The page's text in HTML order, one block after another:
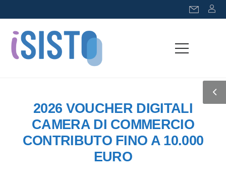
2026 VOUCHER DIGITALI
CAMERA DI COMMERCIO
CONTRIBUTO FINO A 10.000
EURO